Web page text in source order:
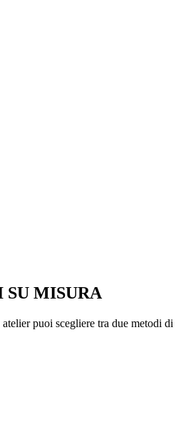
MISURA
puoi scegliere tra due metodi